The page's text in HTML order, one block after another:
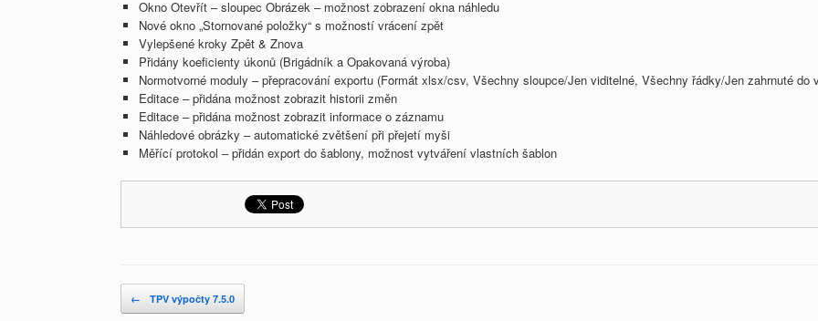
Okno Otevřít – sloupec Obrázek – možnost zobrazení okna náhledu
Nové okno „Stornované položky“ s možností vrácení zpět
Vylepšené kroky Zpět & Znova
Přidány koeficienty úkonů (Brigádník a Opakovaná výroba)
Normotvorné moduly – přepracování exportu (Formát xlsx/csv, Všechny sloupce/Jen viditelné, Všechny řádky/Jen zahrnuté do
Editace – přidána možnost zobrazit historii změn
Editace – přidána možnost zobrazit informace o záznamu
Náhledové obrázky – automatické zvětšení při přejetí myši
Měřící protokol – přidán export do šablony, možnost vytváření vlastních šablon
Post navigation
← TPV výpočty 7.5.0